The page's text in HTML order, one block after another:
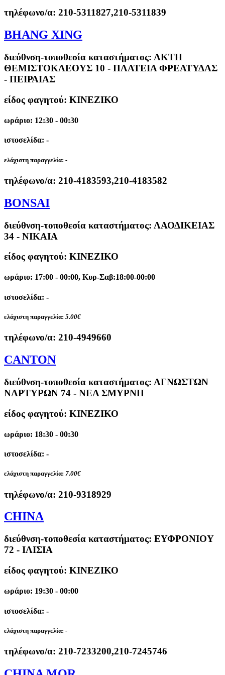
τηλέφωνο/α: 210-5311827,210-5311839
BHANG XING
διεύθνση-τοποθεσία καταστήματος: ΑΚΤΗ
ΘΕΜΙΣΤΟΚΛΕΟΥΣ 10 - ΠΛΑΤΕΙΑ ΦΡΕΑΤΥΔΑΣ
- ΠΕΙΡΑΙΑΣ
είδος φαγητού: ΚΙΝΕΖΙΚΟ
ωράριο: 12:30 - 00:30
ιστοσελίδα: -
ελάχιστη παραγγελία: -
τηλέφωνο/α: 210-4183593,210-4183582
BONSAI
διεύθνση-τοποθεσία καταστήματος: ΛΑΟΔΙΚΕΙΑΣ
34 - ΝΙΚΑΙΑ
είδος φαγητού: ΚΙΝΕΖΙΚΟ
ωράριο: 17:00 - 00:00, Κυρ-Σαβ:18:00-00:00
ιστοσελίδα: -
ελάχιστη παραγγελία: 5.00€
τηλέφωνο/α: 210-4949660
CANTON
διεύθνση-τοποθεσία καταστήματος: ΑΓΝΩΣΤΩΝ
ΝΑΡΤΥΡΩΝ 74 - ΝΕΑ ΣΜΥΡΝΗ
είδος φαγητού: ΚΙΝΕΖΙΚΟ
ωράριο: 18:30 - 00:30
ιστοσελίδα: -
ελάχιστη παραγγελία: 7.00€
τηλέφωνο/α: 210-9318929
CHINA
διεύθνση-τοποθεσία καταστήματος: ΕΥΦΡΟΝΙΟΥ
72 - ΙΛΙΣΙΑ
είδος φαγητού: ΚΙΝΕΖΙΚΟ
ωράριο: 19:30 - 00:00
ιστοσελίδα: -
ελάχιστη παραγγελία: -
τηλέφωνο/α: 210-7233200,210-7245746